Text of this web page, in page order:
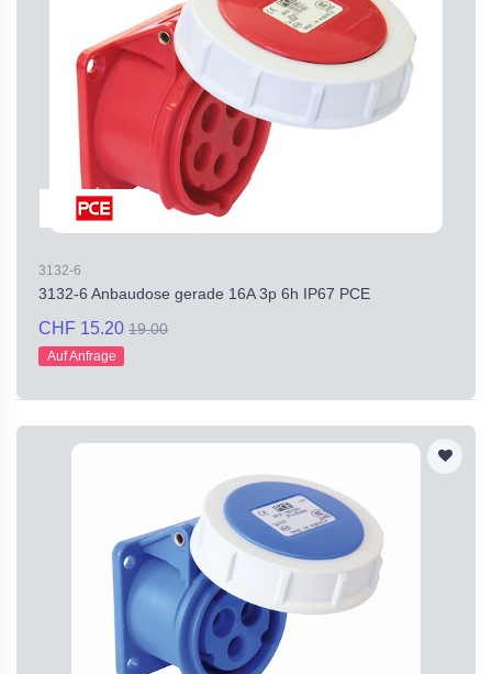
3132-6
3132-6 Anbaudose gerade 16A 3p 6h IP67 PCE
CHF 15.20 19.00
Auf Anfrage